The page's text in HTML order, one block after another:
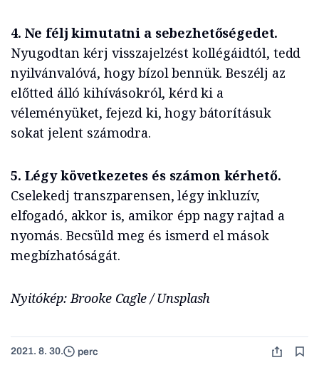
4. Ne félj kimutatni a sebezhetőségedet.
Nyugodtan kérj visszajelzést kollégáidtól, tedd
nyilvánvalóvá, hogy bízol bennük. Beszélj az
előtted álló kihívásokról, kérd ki a
véleményüket, fejezd ki, hogy bátorításuk
sokat jelent számodra.
5. Légy következetes és számon kérhető.
Cselekedj transzparensen, légy inkluzív,
elfogadó, akkor is, amikor épp nagy rajtad a
nyomás. Becsüld meg és ismerd el mások
megbízhatóságát.
Nyitókép: Brooke Cagle / Unsplash
2021. 8. 30. perc